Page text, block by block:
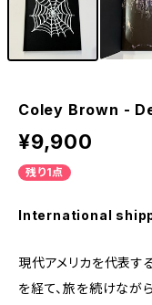
Coley Brown -
¥9,900
残り1点
International
現代アメリカを代表
を経て、旅を続けな